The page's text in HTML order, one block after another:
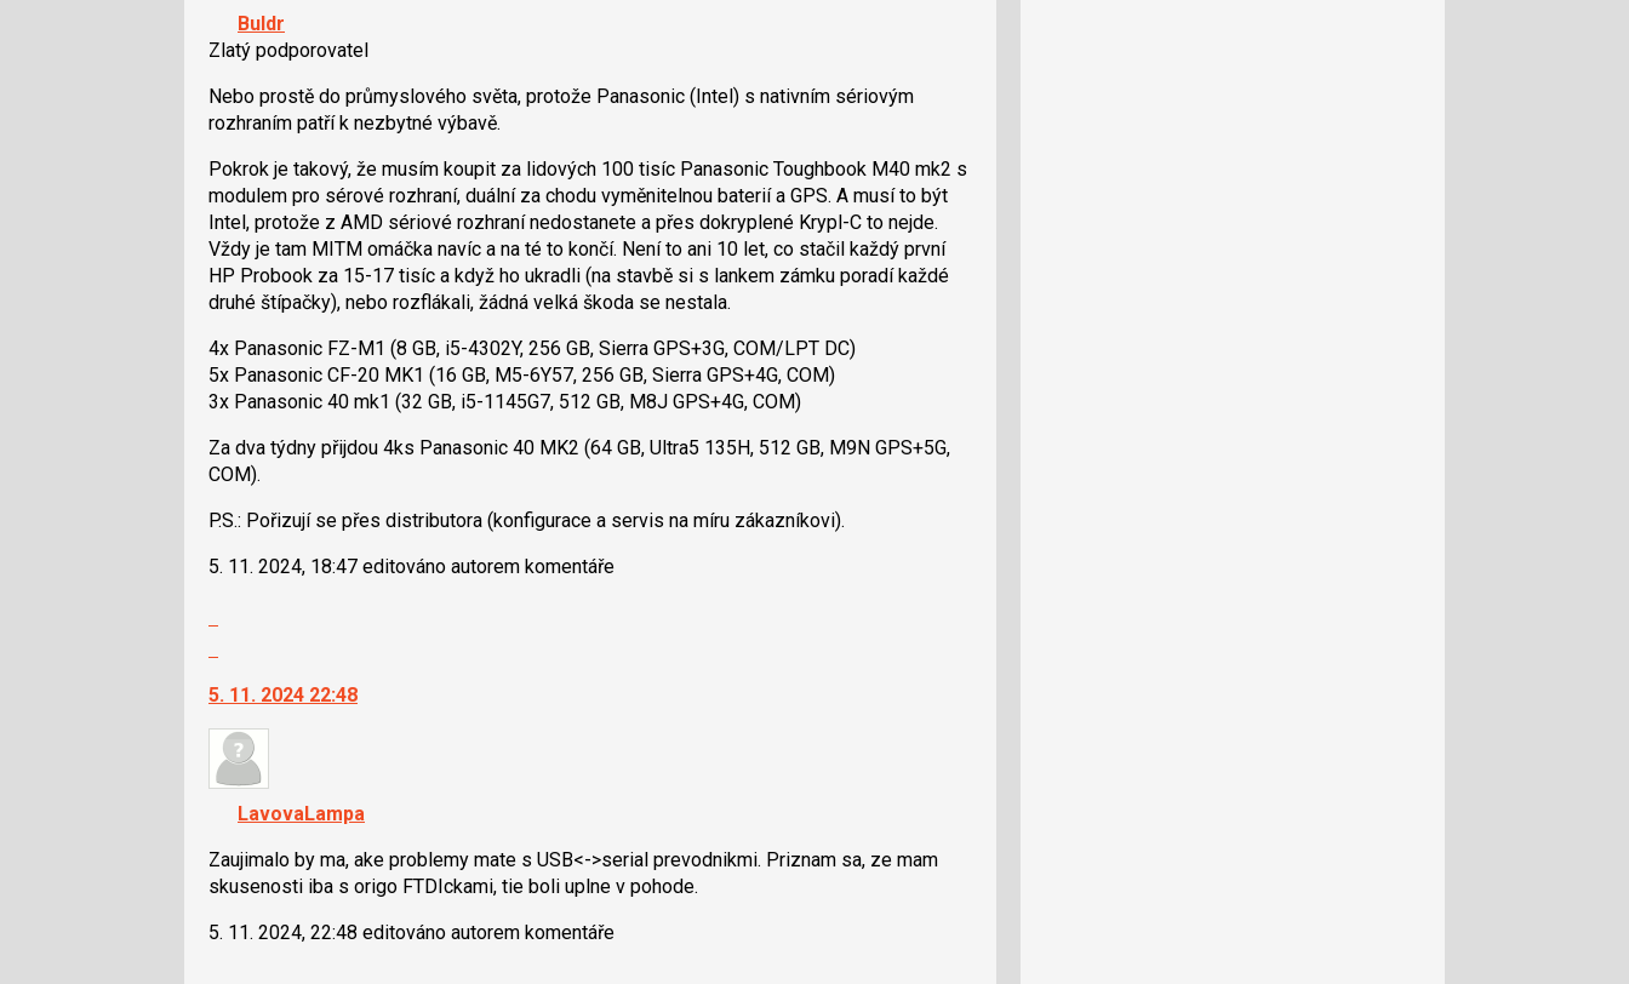
předchozí
nový
názor
navigaci
lze
použít
i
klávesy
pro
následující
a
P
pro
předchozí
názor
Buldr
Zlatý podporovatel
Nebo prostě do průmyslového světa, protože Panasonic (Intel) s nativním sériovým
rozhraním patří k nezbytné výbavě.
Pokrok je takový, že musím koupit za lidových 100 tisíc Panasonic Toughbook M40 mk2 s
modulem pro sérové rozhraní, duální za chodu vyměnitelnou baterií a GPS. A musí to být
Intel, protože z AMD sériové rozhraní nedostanete a přes dokryplené Krypl-C to nejde.
Vždy je tam MITM omáčka navíc a na té to končí. Není to ani 10 let, co stačil každý první
HP Probook za 15-17 tisíc a když ho ukradli (na stavbě si s lankem zámku poradí každé
druhé štípačky), nebo rozflákali, žádná velká škoda se nestala.
4x Panasonic FZ-M1 (8 GB, i5-4302Y, 256 GB, Sierra GPS+3G, COM/LPT DC)
5x Panasonic CF-20 MK1 (16 GB, M5-6Y57, 256 GB, Sierra GPS+4G, COM)
3x Panasonic 40 mk1 (32 GB, i5-1145G7, 512 GB, M8J GPS+4G, COM)
Za dva týdny přijdou 4ks Panasonic 40 MK2 (64 GB, Ultra5 135H, 512 GB, M9N GPS+5G,
COM).
P.S.: Pořizují se přes distributora (konfigurace a servis na míru zákazníkovi).
5. 11. 2024, 18:47 editováno autorem komentáře
další
nový
názor.
navigaci
lze
použít
i
N
5. 11. 2024 22:48
LavovaLampa
Zaujimalo by ma, ake problemy mate s USB<->serial prevodnikmi. Priznam sa, ze mam
skusenosti iba s origo FTDIckami, tie boli uplne v pohode.
5. 11. 2024, 22:48 editováno autorem komentáře